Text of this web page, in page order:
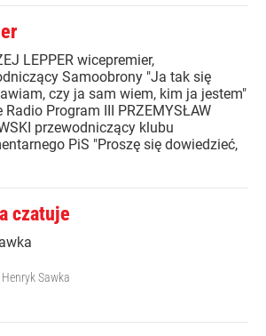
LEPPER wicepremier,
Samoobrony "Ja tak się
czy ja sam wiem, kim ja jestem"
Radio Program III PRZEMYSŁAW
przewodniczący klubu
PiS "Proszę się dowiedzieć,
czatuje
Henryk Sawka